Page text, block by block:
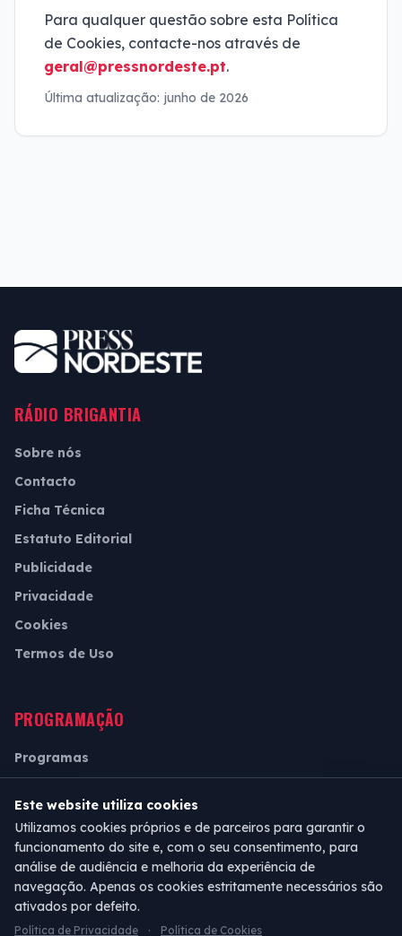
Para qualquer questão sobre esta Política
de Cookies, contacte-nos através de
geral@pressnordeste.pt.
Última atualização: junho de 2026
RÁDIO BRIGANTIA
Sobre nós
Contacto
Ficha Técnica
Estatuto Editorial
Publicidade
Privacidade
Cookies
Termos de Uso
PROGRAMAÇÃO
Programas
Ao Vivo
Este website utiliza cookies
Utilizamos cookies próprios e de parceiros para garantir o
funcionamento do site e, com o seu consentimento, para
análise de audiência e melhoria da experiência de
navegação. Apenas os cookies estritamente necessários são
ativados por defeito.
Política de Privacidade · Política de Cookies